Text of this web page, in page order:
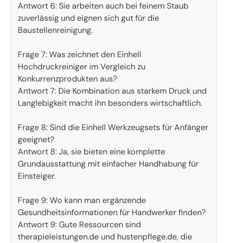
Antwort 6: Sie arbeiten auch bei feinem Staub
zuverlässig und eignen sich gut für die
Baustellenreinigung.
Frage 7: Was zeichnet den Einhell
Hochdruckreiniger im Vergleich zu
Konkurrenzprodukten aus?
Antwort 7: Die Kombination aus starkem Druck und
Langlebigkeit macht ihn besonders wirtschaftlich.
Frage 8: Sind die Einhell Werkzeugsets für Anfänger
geeignet?
Antwort 8: Ja, sie bieten eine komplette
Grundausstattung mit einfacher Handhabung für
Einsteiger.
Frage 9: Wo kann man ergänzende
Gesundheitsinformationen für Handwerker finden?
Antwort 9: Gute Ressourcen sind
therapieleistungen.de und hustenpflege.de, die